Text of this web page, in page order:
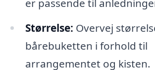
er passende til
Størrelse: Overvej
bårebuketten i forhold til
arrangementet og kisten.